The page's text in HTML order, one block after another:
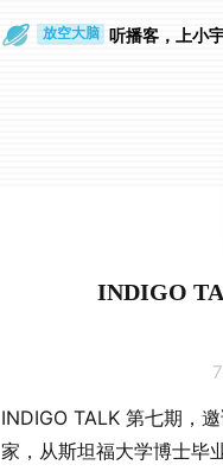
放空大脑 听播客，上小
INDIGO
INDIGO TALK 第七期，
家，从斯坦福大学博士毕